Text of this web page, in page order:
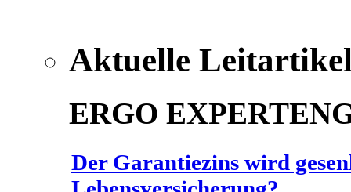
Aktuelle
ERGO
Der Garantiezins wird